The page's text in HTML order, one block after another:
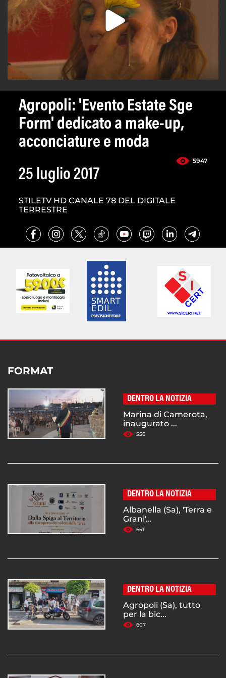
Agropoli: 'Evento Estate Sge
Form' dedicato a make-up,
acconciature e moda
5947
25 luglio 2017
STILETV HD CANALE 78 DEL DIGITALE
TERRESTRE
FORMAT
DENTRO LA NOTIZIA
Marina di Camerota,
inaugurato ...
556
DENTRO LA NOTIZIA
Albanella (Sa), 'Terra e
Grani'...
651
DENTRO LA NOTIZIA
Agropoli (Sa), tutto
per la bic...
607